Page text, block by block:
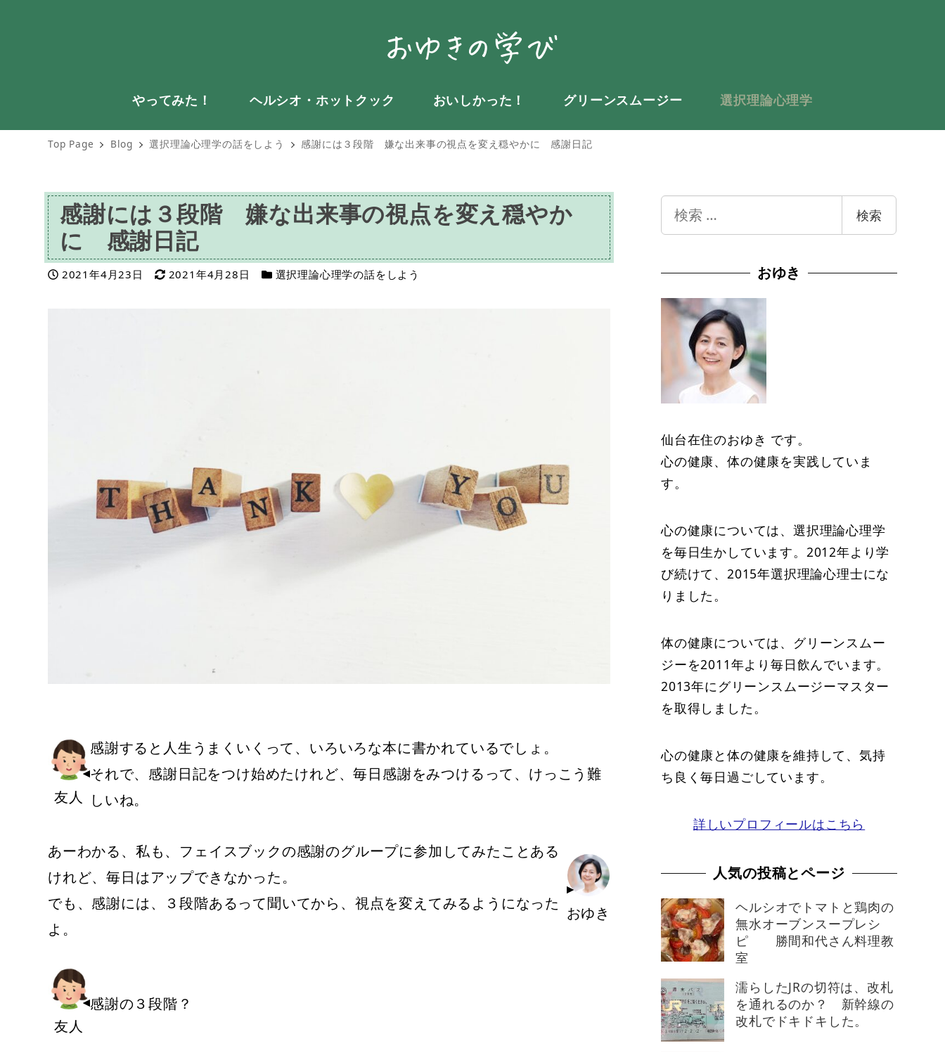
やってみた！ ヘルシオ・ホットクック おいしかった！ グリーンスムージー 選択理論心理学
Top Page Blog 選択理論心理学の話をしよう 感謝には３段階 嫌な出来事の視点を変え穏やかに 感謝日記
感謝には３段階 嫌な出来事の視点を変え穏やか
に 感謝日記
投稿日
2021年4月23日 更新日
2021年4月28日 カテゴリー
選択理論心理学の話をしよう
友人
感謝すると人生うまくいくって、いろいろな本に書かれているでしょ。
それで、感謝日記をつけ始めたけれど、毎日感謝をみつけるって、けっこう難
しいね。
おゆき
あーわかる、私も、フェイスブックの感謝のグループに参加してみたことある
けれど、毎日はアップできなかった。
でも、感謝には、３段階あるって聞いてから、視点を変えてみるようになった
よ。
友人
感謝の３段階？
検索
おゆき
仙台在住のおゆき です。
心の健康、体の健康を実践していま
す。
心の健康については、選択理論心理学
を毎日生かしています。2012年より学
び続けて、2015年選択理論心理士にな
りました。
体の健康については、グリーンスムー
ジーを2011年より毎日飲んでいます。
2013年にグリーンスムージーマスター
を取得しました。
心の健康と体の健康を維持して、気持
ち良く毎日過ごしています。
詳しいプロフィールはこちら
人気の投稿とページ
ヘルシオでトマトと鶏肉の
無水オーブンスープレシ
ピ 勝間和代さん料理教
室
濡らしたJRの切符は、改札
を通れるのか？ 新幹線の
改札でドキドキした。